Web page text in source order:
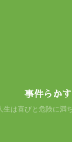
事件らかす